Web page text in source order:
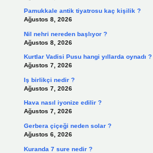
Pamukkale antik tiyatrosu kaç kişilik ?
Ağustos 8, 2026
Nil nehri nereden başlıyor ?
Ağustos 8, 2026
Kurtlar Vadisi Pusu hangi yıllarda oynadı ?
Ağustos 7, 2026
Iş birlikçi nedir ?
Ağustos 7, 2026
Hava nasıl iyonize edilir ?
Ağustos 7, 2026
Gerbera çiçeği neden solar ?
Ağustos 6, 2026
Kuranda 7 sure nedir ?